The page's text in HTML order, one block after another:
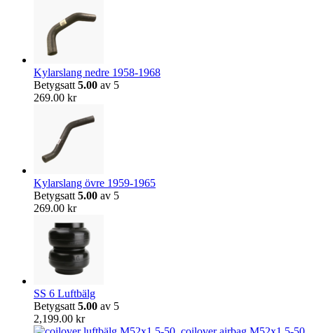
Kylarslang nedre 1958-1968
Betygsatt 5.00 av 5
269.00 kr
Kylarslang övre 1959-1965
Betygsatt 5.00 av 5
269.00 kr
SS 6 Luftbälg
Betygsatt 5.00 av 5
2,199.00 kr